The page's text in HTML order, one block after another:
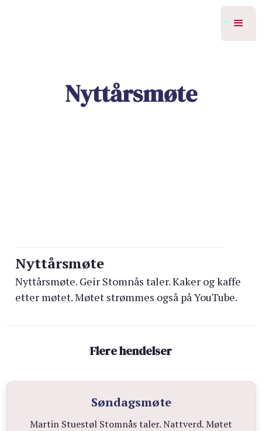
Nyttårsmøte
Nyttårsmøte
Nyttårsmøte. Geir Stomnås taler. Kaker og kaffe
etter møtet. Møtet strømmes også på YouTube.
Flere hendelser
Søndagsmøte
Martin Stuestøl Stomnås taler. Nattverd. Møtet